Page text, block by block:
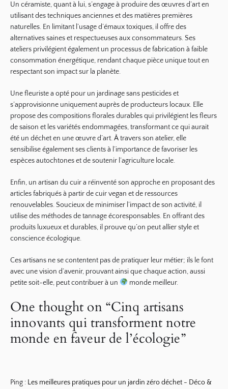
Un céramiste, quant à lui, s’engage à produire des œuvres d’art en
utilisant des techniques anciennes et des matières premières
naturelles. En limitant l’usage d’émaux toxiques, il offre des
alternatives saines et respectueuses aux consommateurs. Ses
ateliers privilégient également un processus de fabrication à faible
consommation énergétique, rendant chaque pièce unique tout en
respectant son impact sur la planète.
Une fleuriste a opté pour un jardinage sans pesticides et
s’approvisionne uniquement auprès de producteurs locaux. Elle
propose des compositions florales durables qui privilégient les fleurs
de saison et les variétés endommagées, transformant ce qui aurait
été un déchet en une œuvre d’art. À travers son atelier, elle
sensibilise également ses clients à l’importance de favoriser les
espèces autochtones et de soutenir l’agriculture locale.
Enfin, un artisan du cuir a réinventé son approche en proposant des
articles fabriqués à partir decuir vegan et de ressources
renouvelables. Soucieux de minimiser l’impact de son activité, il
utilise des méthodes de tannage écoresponsables. En offrant des
produits luxueux et durables, il prouve qu’on peut allier style et
conscience écologique.
Ces artisans ne se contentent pas de pratiquer leur métier; ils le font
avec une vision d’avenir, prouvant ainsi que chaque action, aussi
petite soit-elle, peut contribuer à un
monde meilleur.
One thought on “Cinq artisans
innovants qui transforment notre
monde en faveur de l’écologie”
Ping : Les meilleures pratiques pour un jardin zéro déchet - Déco &